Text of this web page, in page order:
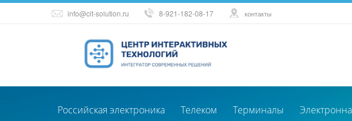
info@cit-solution.ru 8-921-182-08-17 контакты
Российская электроника Телеком Терминалы